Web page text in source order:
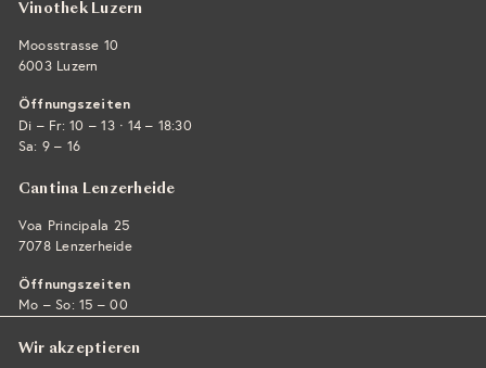
Vinothek Luzern
Moosstrasse 10
6003 Luzern
Öffnungszeiten
Di – Fr: 10 – 13 · 14 – 18:30
Sa: 9 – 16
Cantina Lenzerheide
Voa Principala 25
7078 Lenzerheide
Öffnungszeiten
Mo – So: 15 – 00
Wir akzeptieren